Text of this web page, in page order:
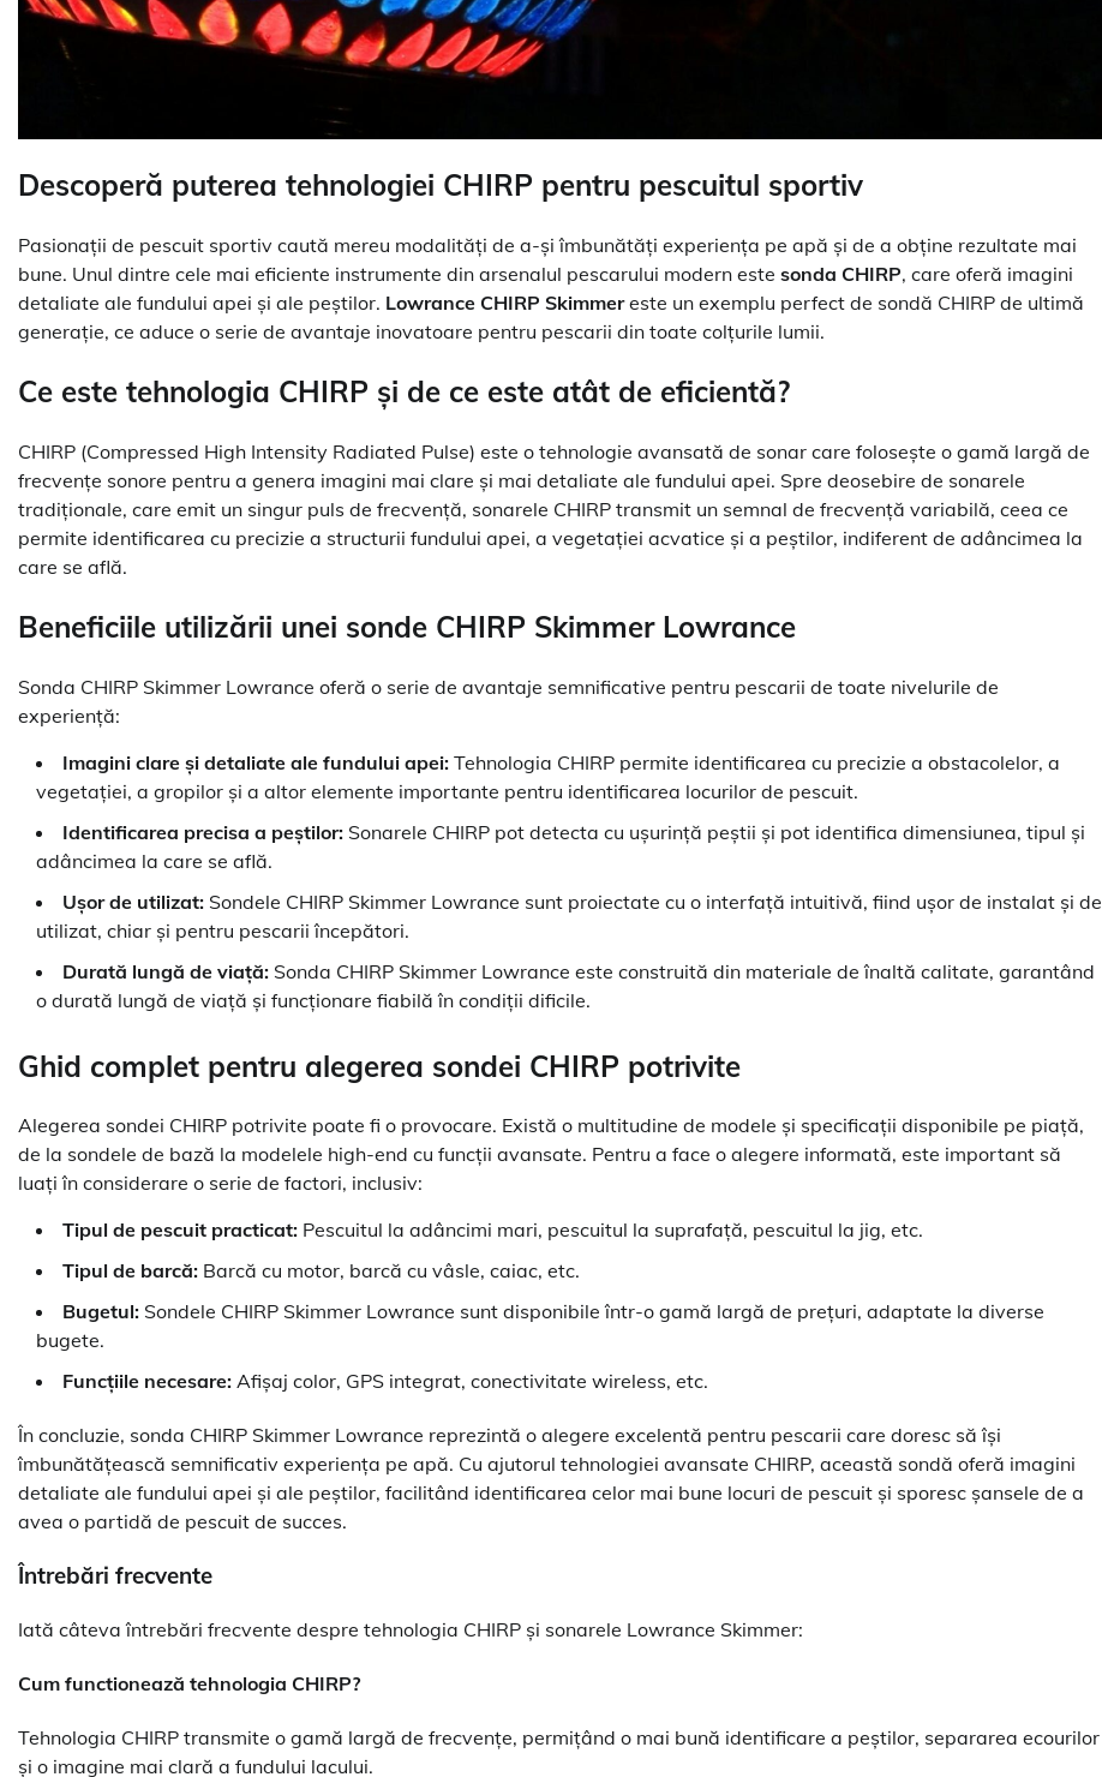
Descoperă puterea tehnologiei CHIRP pentru pescuitul sportiv
Pasionații de pescuit sportiv caută mereu modalități de a-și îmbunătăți experiența pe apă și de a obține rezultate mai
bune. Unul dintre cele mai eficiente instrumente din arsenalul pescarului modern este sonda CHIRP, care oferă imagini
detaliate ale fundului apei și ale peștilor. Lowrance CHIRP Skimmereste un exemplu perfect de sondă CHIRP de ultimă
generație, ce aduce o serie de avantaje inovatoare pentru pescarii din toate colțurile lumii.
Ce este tehnologia CHIRP și de ce este atât de eficientă?
CHIRP (Compressed High Intensity Radiated Pulse) este o tehnologie avansată de sonar care folosește o gamă largă de
frecvențe sonore pentru a genera imagini mai clare și mai detaliate ale fundului apei. Spre deosebire de sonarele
tradiționale, care emit un singur puls de frecvență, sonarele CHIRP transmit un semnal de frecvență variabilă, ceea ce
permite identificarea cu precizie a structurii fundului apei, a vegetației acvatice și a peștilor, indiferent de adâncimea la
care se află.
Beneficiile utilizării unei sonde CHIRP Skimmer Lowrance
Sonda CHIRP Skimmer Lowrance oferă o serie de avantaje semnificative pentru pescarii de toate nivelurile de
experiență:
Imagini clare și detaliate ale fundului apei: Tehnologia CHIRP permite identificarea cu precizie a obstacolelor, a
vegetației, a gropilor și a altor elemente importante pentru identificarea locurilor de pescuit.
Identificarea precisa a peștilor: Sonarele CHIRP pot detecta cu ușurință peștii și pot identifica dimensiunea, tipul și
adâncimea la care se află.
Ușor de utilizat: Sondele CHIRP Skimmer Lowrance sunt proiectate cu o interfață intuitivă, fiind ușor de instalat și de
utilizat, chiar și pentru pescarii începători.
Durată lungă de viață: Sonda CHIRP Skimmer Lowrance este construită din materiale de înaltă calitate, garantând
o durată lungă de viață și funcționare fiabilă în condiții dificile.
Ghid complet pentru alegerea sondei CHIRP potrivite
Alegerea sondei CHIRP potrivite poate fi o provocare. Există o multitudine de modele și specificații disponibile pe piață,
de la sondele de bază la modelele high-end cu funcții avansate. Pentru a face o alegere informată, este important să
luați în considerare o serie de factori, inclusiv:
Tipul de pescuit practicat: Pescuitul la adâncimi mari, pescuitul la suprafață, pescuitul la jig, etc.
Tipul de barcă: Barcă cu motor, barcă cu vâsle, caiac, etc.
Bugetul: Sondele CHIRP Skimmer Lowrance sunt disponibile într-o gamă largă de prețuri, adaptate la diverse
bugete.
Funcțiile necesare: Afișaj color, GPS integrat, conectivitate wireless, etc.
În concluzie, sonda CHIRP Skimmer Lowrance reprezintă o alegere excelentă pentru pescarii care doresc să își
îmbunătățească semnificativ experiența pe apă. Cu ajutorul tehnologiei avansate CHIRP, această sondă oferă imagini
detaliate ale fundului apei și ale peștilor, facilitând identificarea celor mai bune locuri de pescuit și sporesc șansele de a
avea o partidă de pescuit de succes.
Întrebări frecvente
Iată câteva întrebări frecvente despre tehnologia CHIRP și sonarele Lowrance Skimmer:
Cum functionează tehnologia CHIRP?
Tehnologia CHIRP transmite o gamă largă de frecvențe, permițând o mai bună identificare a peștilor, separarea ecourilor
și o imagine mai clară a fundului lacului.